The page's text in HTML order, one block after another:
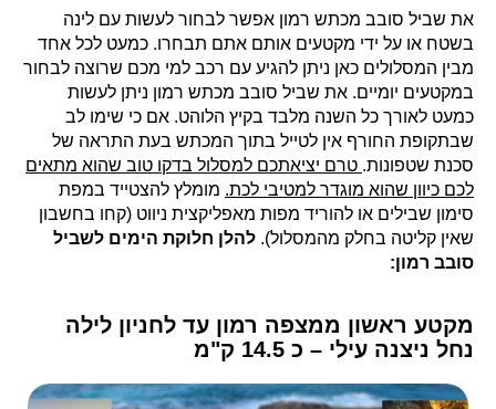
את שביל סובב מכתש רמון אפשר לבחור לעשות עם לינה
בשטח או על ידי מקטעים אותם אתם תבחרו. כמעט לכל אחד
מבין המסלולים כאן ניתן להגיע עם רכב למי מכם שרוצה לבחור
במקטעים יומיים. את שביל סובב מכתש רמון ניתן לעשות
כמעט לאורך כל השנה מלבד בקיץ הלוהט. אם כי שימו לב
שבתקופת החורף אין לטייל בתוך המכתש בעת התראה של
סכנת שטפונות. טרם יציאתכם למסלול בדקו טוב שהוא מתאים
לכם כיוון שהוא מוגדר למטיבי לכת. מומלץ להצטייד במפת
סימון שבילים או להוריד מפות מאפליקצית ניווט (קחו בחשבון
שאין קליטה בחלק מהמסלול). להלן חלוקת הימים לשביל
סובב רמון:
מקטע ראשון ממצפה רמון עד לחניון לילה
נחל ניצנה עילי – כ 14.5 ק"מ